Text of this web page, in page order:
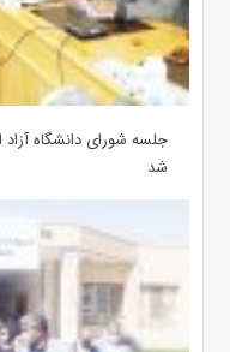
جلسه شورای دانشگاه
شد